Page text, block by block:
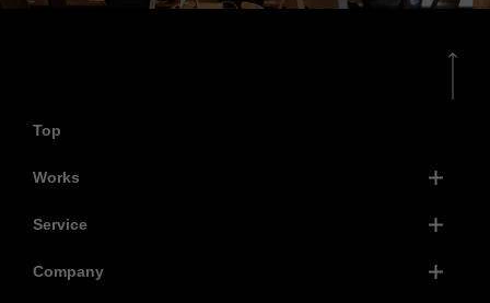
Top
Works
Service
Company